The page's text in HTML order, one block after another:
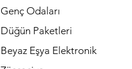
Genç Odaları
Düğün Paketleri
Beyaz Eşya Elektronik